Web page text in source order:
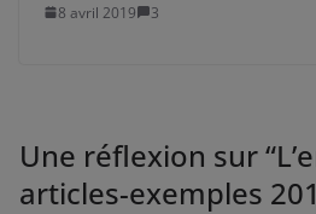
8 avril 2019 3
Une réflexion sur “
articles-exemples